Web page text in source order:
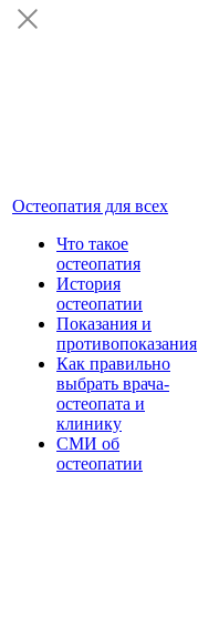
Остеопатия для всех
Что такое
остеопатия
История
остеопатии
Показания и
противопоказания
Как правильно
выбрать врача-
остеопата и
клинику
СМИ об
остеопатии